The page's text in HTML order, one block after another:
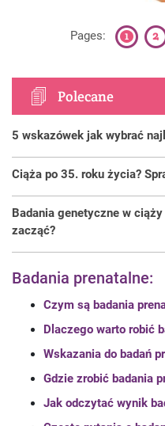
Pages: 1 2
Polecane
5 wskazówek jak wybrać
Ciąża po 35. roku życia?
Badania genetyczne w
zacząć?
Badania prenatalne:
Czym są badania
Dlaczego warto robić
Wskazania do badań
Gdzie zrobić badania
Jak odczytać wynik